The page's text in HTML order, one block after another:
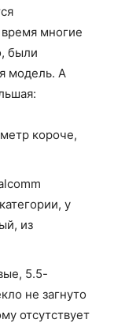
многие
были
модель. А
короче,
у
из
5.5-
не загнуто
отсутствует